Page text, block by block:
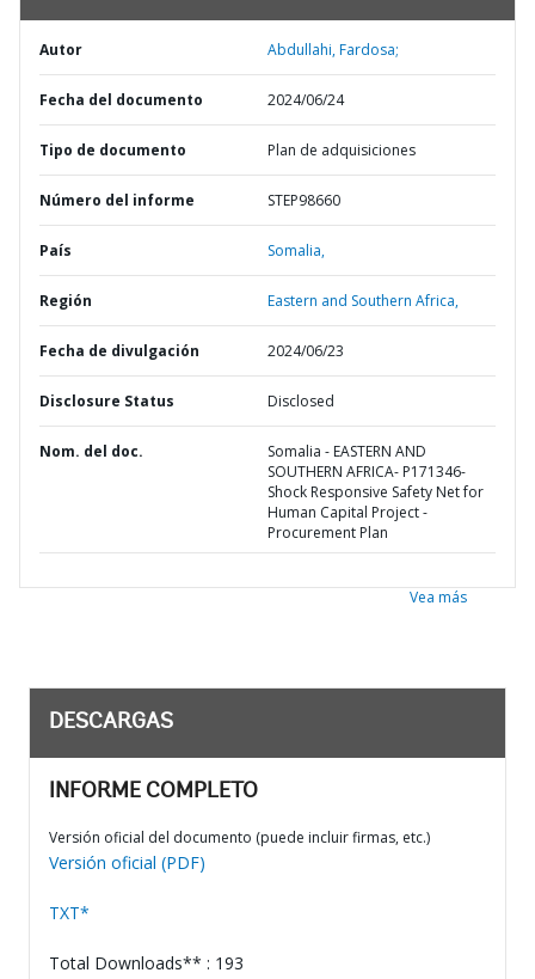
Autor Abdullahi, Fardosa;
Fecha del documento 2024/06/24
Tipo de documento Plan de adquisiciones
Número del informe STEP98660
País Somalia,
Región Eastern and Southern Africa,
Fecha de divulgación 2024/06/23
Disclosure Status Disclosed
Nom. del doc.
Somalia - EASTERN AND
SOUTHERN AFRICA- P171346-
Shock Responsive Safety Net for
Human Capital Project -
Procurement Plan
Vea más
DESCARGAS
INFORME COMPLETO
Versión oficial del documento (puede incluir firmas, etc.)
Versión oficial (PDF)
TXT*
Total Downloads** : 193